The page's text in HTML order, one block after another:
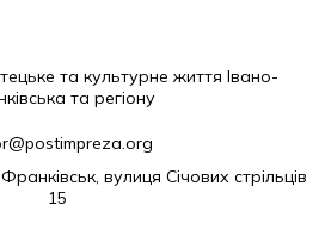
та культурне життя Івано-
та регіону
вулиця Січових стрільців
15